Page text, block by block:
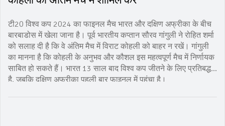
टी20 विश्व कप 2024 का फाइनल मैच भारत और दक्षिण अफ्रीका के बीच
बारबाडोस में खेला जाना है। पूर्व भारतीय कप्तान सौरव गांगुली ने रोहित शर्मा
को सलाह दी है कि वे अंतिम मैच में विराट कोहली को बाहर न रखें। गांगुली
का मानना है कि कोहली के अनुभव और कौशल इस महत्वपूर्ण मैच में निर्णायक
साबित हो सकते हैं। भारत 13 साल बाद विश्व कप जीतने के लिए प्रतिबद्ध
है, जबकि दक्षिण अफ्रीका पहली बार फाइनल में पहुंचा है।